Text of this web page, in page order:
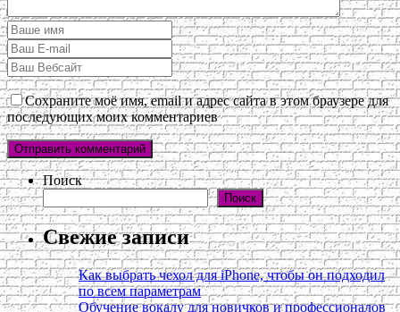
Сохраните моё имя, email и адрес сайта в этом браузере для
последующих моих комментариев
Поиск
Поиск
Свежие записи
Как выбрать чехол для iPhone, чтобы он подходил
по всем параметрам
Обучение вокалу для новичков и профессионалов